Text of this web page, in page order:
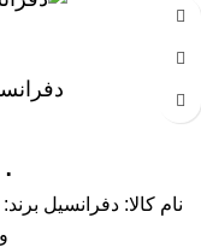
دفرانسیل
نام کالا: دفرانسیل